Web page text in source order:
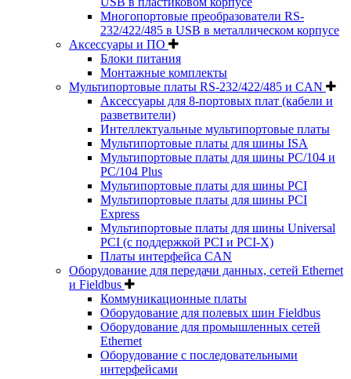
Многопортовые преобразователи RS-
232/422/485 в USB в металлическом корпусе
Аксессуары и ПО
Блоки питания
Монтажные комплекты
Мультипортовые платы RS-232/422/485 и CAN
Аксессуары для 8-портовых плат (кабели и
разветвители)
Интеллектуальные мультипортовые платы
Мультипортовые платы для шины ISA
Мультипортовые платы для шины PC/104 и
PC/104 Plus
Мультипортовые платы для шины PCI
Мультипортовые платы для шины PCI
Express
Мультипортовые платы для шины Universal
PCI (с поддержкой PCI и PCI-X)
Платы интерфейса CAN
Оборудование для передачи данных, сетей Ethernet
и Fieldbus
Коммуникационные платы
Оборудование для полевых шин Fieldbus
Оборудование для промышленных сетей
Ethernet
Оборудование с последовательными
интерфейсами